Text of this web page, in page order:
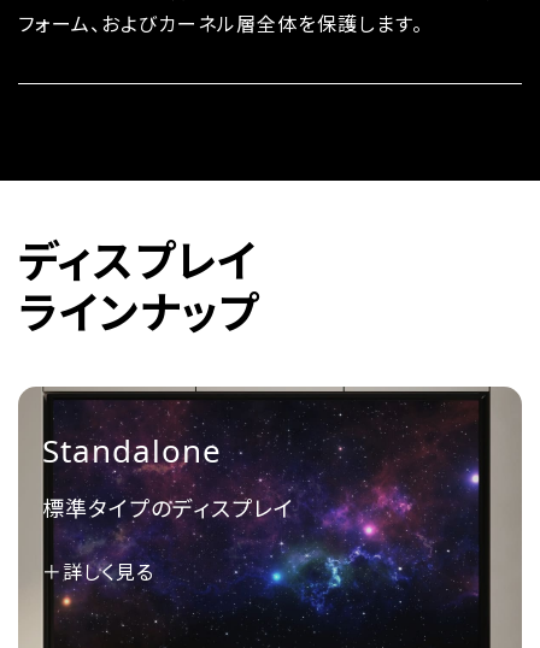
フォーム、およびカーネル層全体を保護します。
ディスプレイ
ラインナップ
Standalone
標準タイプのディスプレイ
＋詳しく見る